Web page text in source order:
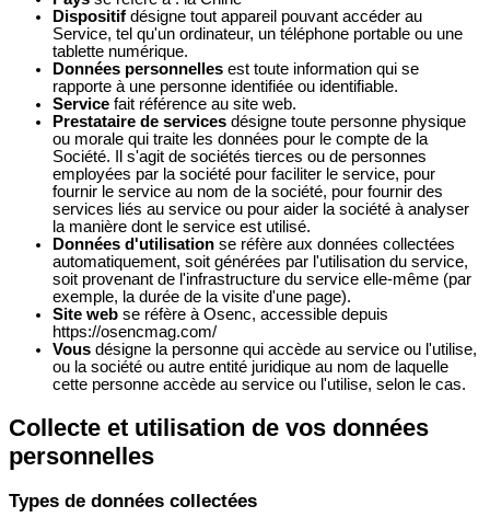
Dispositif désigne tout appareil pouvant accéder au
Service, tel qu'un ordinateur, un téléphone portable ou une
tablette numérique.
Données personnelles est toute information qui se
rapporte à une personne identifiée ou identifiable.
Service fait référence au site web.
Prestataire de services désigne toute personne physique
ou morale qui traite les données pour le compte de la
Société. Il s'agit de sociétés tierces ou de personnes
employées par la société pour faciliter le service, pour
fournir le service au nom de la société, pour fournir des
services liés au service ou pour aider la société à analyser
la manière dont le service est utilisé.
Données d'utilisation se réfère aux données collectées
automatiquement, soit générées par l'utilisation du service,
soit provenant de l'infrastructure du service elle-même (par
exemple, la durée de la visite d'une page).
Site web se réfère à Osenc, accessible depuis
https://osencmag.com/
Vous désigne la personne qui accède au service ou l'utilise,
ou la société ou autre entité juridique au nom de laquelle
cette personne accède au service ou l'utilise, selon le cas.
Collecte et utilisation de vos données
personnelles
Types de données collectées